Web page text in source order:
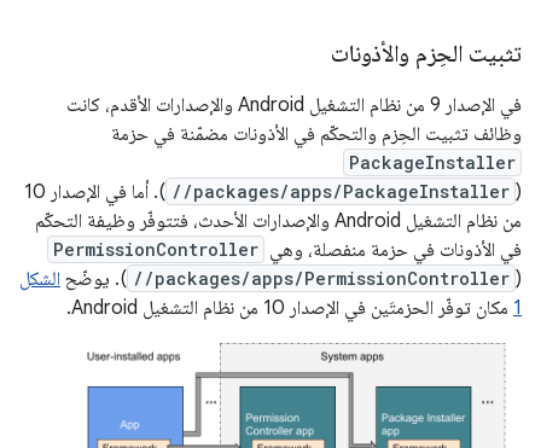
تثبيت الحِزم والأذونات
في الإصدار 9 من نظام التشغيل Android والإصدارات الأقدم، كانت
وظائف تثبيت الحِزم والتحكّم في الأذونات مضمّنة في حزمة
PackageInstaller
(
//packages/apps/PackageInstaller
). أما في الإصدار 10
من نظام التشغيل Android والإصدارات الأحدث، فتتوفّر وظيفة التحكّم
في الأذونات في حزمة منفصلة، وهي PermissionController
(
//packages/apps/PermissionController ). يوضّح الشكل
1 مكان توفّر الحزمتَين في الإصدار 10 من نظام التشغيل Android.